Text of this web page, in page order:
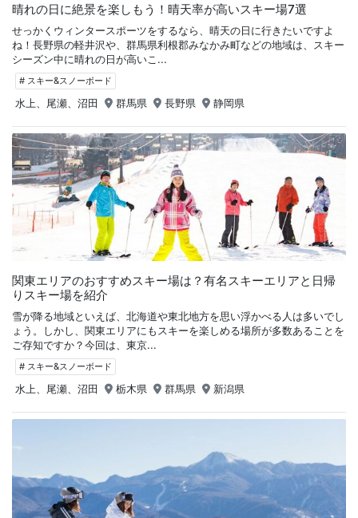
晴れの日に絶景を楽しもう！晴天率が高いスキー場7選
せっかくウィンタースポーツをするなら、晴天の日に行きたいですよ
ね！長野県の軽井沢や、群馬県利根郡みなかみ町などの地域は、スキー
シーズン中に晴れの日が高いこ...
# スキー&スノーボード
水上、尾瀬、沼田 群馬県 長野県 静岡県
関東エリアのおすすめスキー場は？有名スキーエリアと日帰
りスキー場を紹介
雪が降る地域といえば、北海道や東北地方を思い浮かべる人は多いでし
ょう。しかし、関東エリアにもスキーを楽しめる場所が多数あることを
ご存知ですか？今回は、東京...
# スキー&スノーボード
水上、尾瀬、沼田 栃木県 群馬県 新潟県